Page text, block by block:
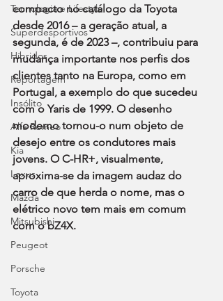
Tecnologia e Lifestyle
Superdesportivos
Híbridos
Reportagem
Insólito
Alfa Romeo
Kia
Lexus
Mazda
Mitsubishi
Peugeot
Porsche
Toyota
compacto no catálogo da Toyota
desde 2016 – a geração atual, a
segunda, é de 2023 –, contribuiu para
mudança importante nos perfis dos
clientes tanto na Europa, como em
Portugal, a exemplo do que sucedeu
com o Yaris de 1999. O desenho
moderno tornou-o num objeto de
desejo entre os condutores mais
jovens. O C-HR+, visualmente,
aproxima-se da imagem audaz do
carro de que herda o nome, mas o
elétrico novo tem mais em comum
com o bZ4X.